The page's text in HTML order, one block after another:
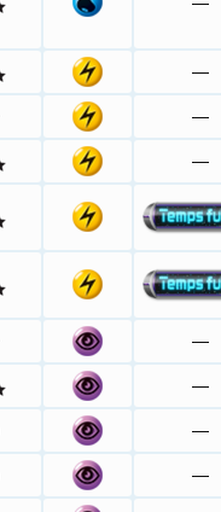
—
—
—
—
—
—
—